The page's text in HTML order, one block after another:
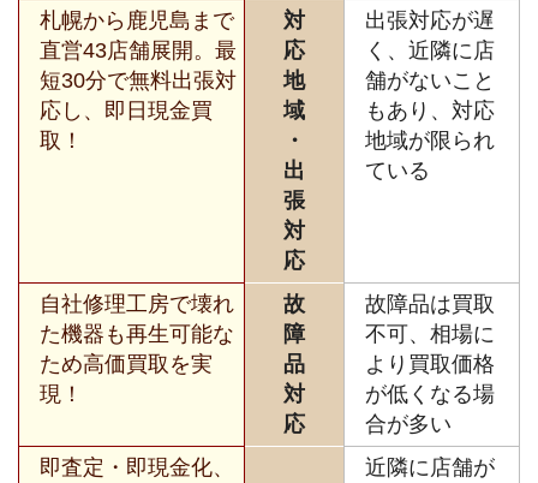
札幌から鹿児島まで
直営43店舗展開。最
短30分で無料出張対
応し、即日現金買
取！
対
応
地
域
・
出
張
対
応
出張対応が遅
く、近隣に店
舗がないこと
もあり、対応
地域が限られ
ている
自社修理工房で壊れ
た機器も再生可能な
ため高価買取を実
現！
故
障
品
対
応
故障品は買取
不可、相場に
より買取価格
が低くなる場
合が多い
即査定・即現金化、
近隣に店舗が